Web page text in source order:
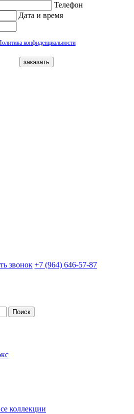
Телефон
Дата и время
конфиденциальности
заказать
звонок +7 (964) 646-57-87
Поиск
коллекции